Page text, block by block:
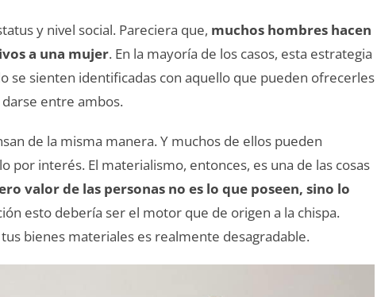
y nivel social. Pareciera que, muchos hombres hacen
a una mujer. En la mayoría de los casos, esta estrategia
se sienten identificadas con aquello que pueden ofrecerles
entre ambos.
de la misma manera. Y muchos de ellos pueden
por interés. El materialismo, entonces, es una de las cosas
valor de las personas no es lo que poseen, sino lo
esto debería ser el motor que de origen a la chispa.
bienes materiales es realmente desagradable.